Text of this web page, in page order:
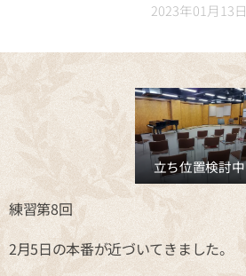
2023年01月13日
立ち位置検討中
練習第8回
2月5日の本番が近づいてきました。